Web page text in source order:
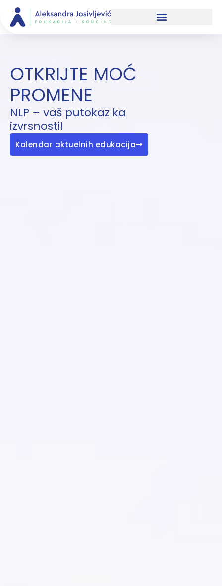
content
OTKRIJTE MOĆ
PROMENE
NLP – vaš putokaz ka
izvrsnosti!
Kalendar aktuelnih edukacija